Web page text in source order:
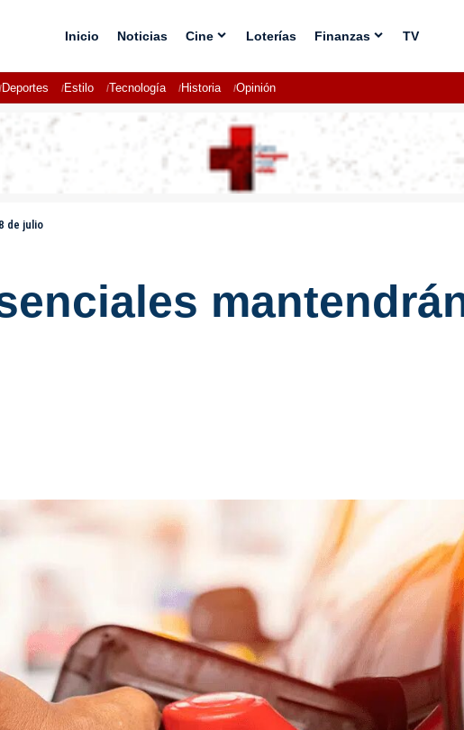
Inicio Noticias Cine Loterías Finanzas TV
Deportes Estilo Tecnología Historia Opinión
de julio